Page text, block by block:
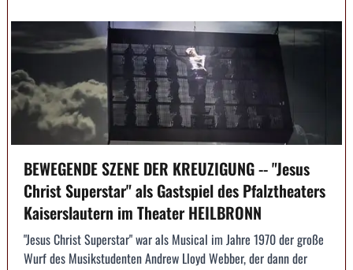
BEWEGENDE SZENE DER KREUZIGUNG -- "Jesus
Christ Superstar" als Gastspiel des Pfalztheaters
Kaiserslautern im Theater HEILBRONN
"Jesus Christ Superstar" war als Musical im Jahre 1970 der große
Wurf des Musikstudenten Andrew Lloyd Webber, der dann der